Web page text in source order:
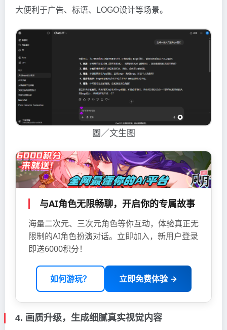
大便利于广告、标语、LOGO设计等场景。
圖／文生图
与AI角色无限畅聊，开启你的专属故事
海量二次元、三次元角色等你互动，体验真正无
限制的AI角色扮演对话。立即加入，新用户登录
即送6000积分！
如何游玩？ 立即免费体验 →
4. 画质升级，生成细腻真实视觉内容